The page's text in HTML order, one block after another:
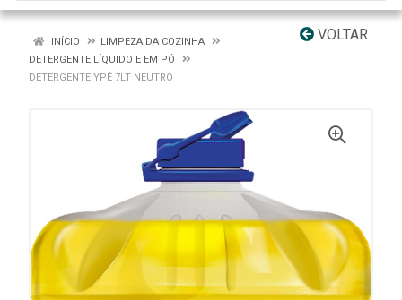
VOLTAR
INÍCIO
LIMPEZA DA COZINHA
DETERGENTE LÍQUIDO E EM PÓ
DETERGENTE YPÊ 7LT NEUTRO